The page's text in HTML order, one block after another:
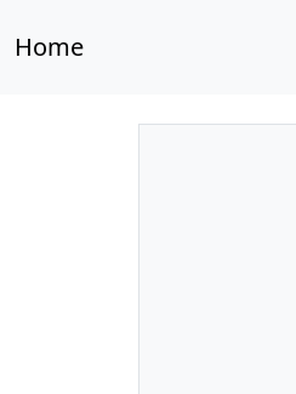
Home